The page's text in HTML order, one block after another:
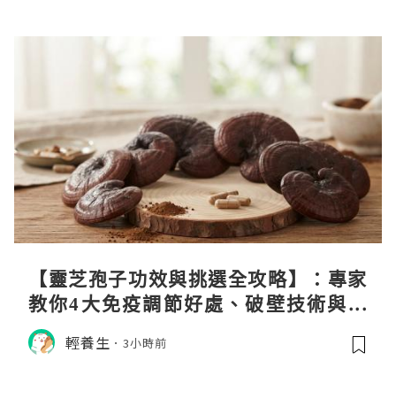
【靈芝孢子功效與挑選全攻略】：專家
教你4大免疫調節好處、破壁技術與挑
選秘訣
輕養生 3小時前